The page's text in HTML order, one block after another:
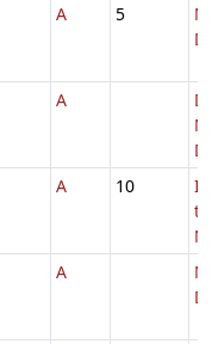
A 5
A
A 10
In
A